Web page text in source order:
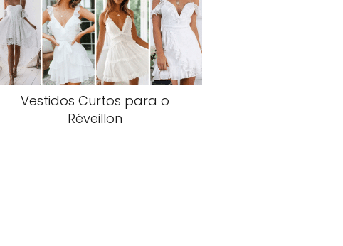
Vestidos Curtos para o
Réveillon